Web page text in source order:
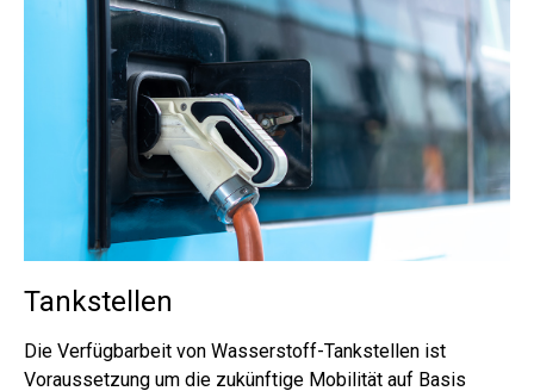
Tankstellen
Die Verfügbarbeit von Wasserstoff-Tankstellen ist
Voraussetzung um die zukünftige Mobilität auf Basis